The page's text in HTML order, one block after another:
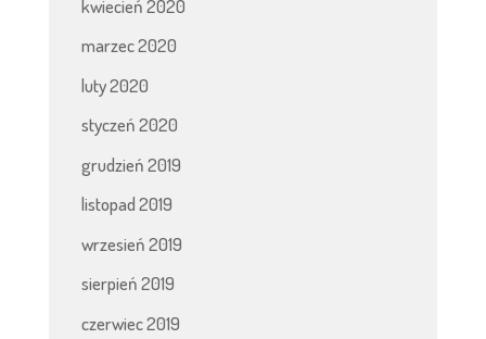
kwiecień 2020
marzec 2020
luty 2020
styczeń 2020
grudzień 2019
listopad 2019
wrzesień 2019
sierpień 2019
czerwiec 2019